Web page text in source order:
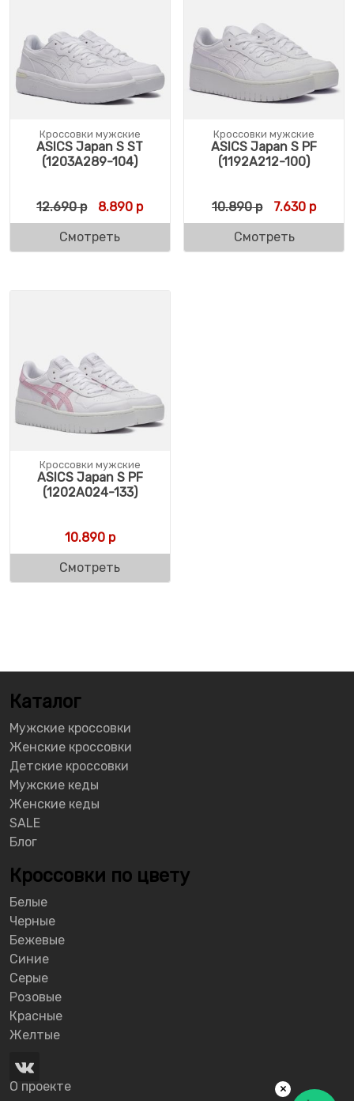
Кроссовки мужские
ASICS Japan S ST
(1203A289-104)
12.690р Первоначальная цена составляла 12.690
8.890 рТекущая цена: 8.890 р.
Смотреть
Кроссовки мужские
ASICS Japan S PF
(1192A212-100)
10.890р 7.630 р
Смотреть
Кроссовки мужские
ASICS Japan S PF
(1202A024-133)
10.890р
Смотреть
Каталог
Мужские кроссовки
Женские кроссовки
Детские кроссовки
Мужские кеды
Женские кеды
SALE
Блог
Кроссовки по цвету
Белые
Черные
Бежевые
Синие
Серые
Розовые
Красные
Желтые
О проекте ×